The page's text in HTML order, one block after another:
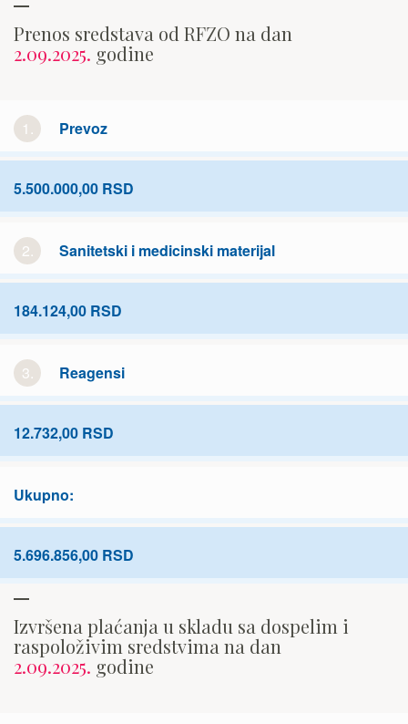
Prenos sredstava od RFZO na dan
2.09.2025. godine
1. Prevoz
5.500.000,00 RSD
2. Sanitetski i medicinski materijal
184.124,00 RSD
3. Reagensi
12.732,00 RSD
Ukupno:
5.696.856,00 RSD
Izvršena plaćanja u skladu sa dospelim i
raspoloživim sredstvima na dan
2.09.2025. godine